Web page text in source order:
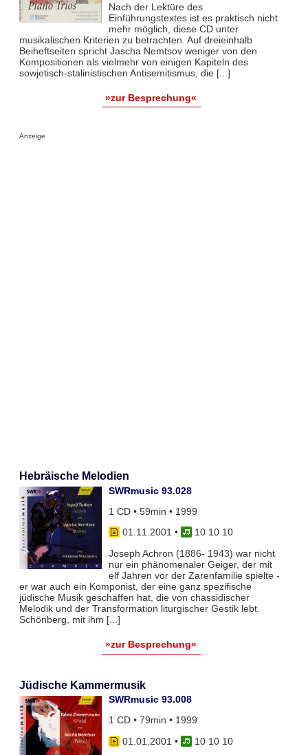
Nach der Lektüre des
Einführungstextes ist es praktisch nicht
mehr möglich, diese CD unter
musikalischen Kriterien zu betrachten. Auf dreieinhalb
Beiheftseiten spricht Jascha Nemtsov weniger von den
Kompositionen als vielmehr von einigen Kapiteln des
sowjetisch-stalinistischen Antisemitismus, die [...]
»zur Besprechung«
Anzeige
Hebräische Melodien
SWRmusic 93.028
1 CD • 59min • 1999
01.11.2001 •
10 10 10
Joseph Achron (1886- 1943) war nicht
nur ein phänomenaler Geiger, der mit
elf Jahren vor der Zarenfamilie spielte -
er war auch ein Komponist, der eine ganz spezifische
jüdische Musik geschaffen hat, die von chassidischer
Melodik und der Transformation liturgischer Gestik lebt.
Schönberg, mit ihm [...]
»zur Besprechung«
Jüdische Kammermusik
SWRmusic 93.008
1 CD • 79min • 1999
01.01.2001 •
10 10 10